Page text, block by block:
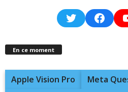
Twitter
En ce moment
Apple Vision Pro
Meta